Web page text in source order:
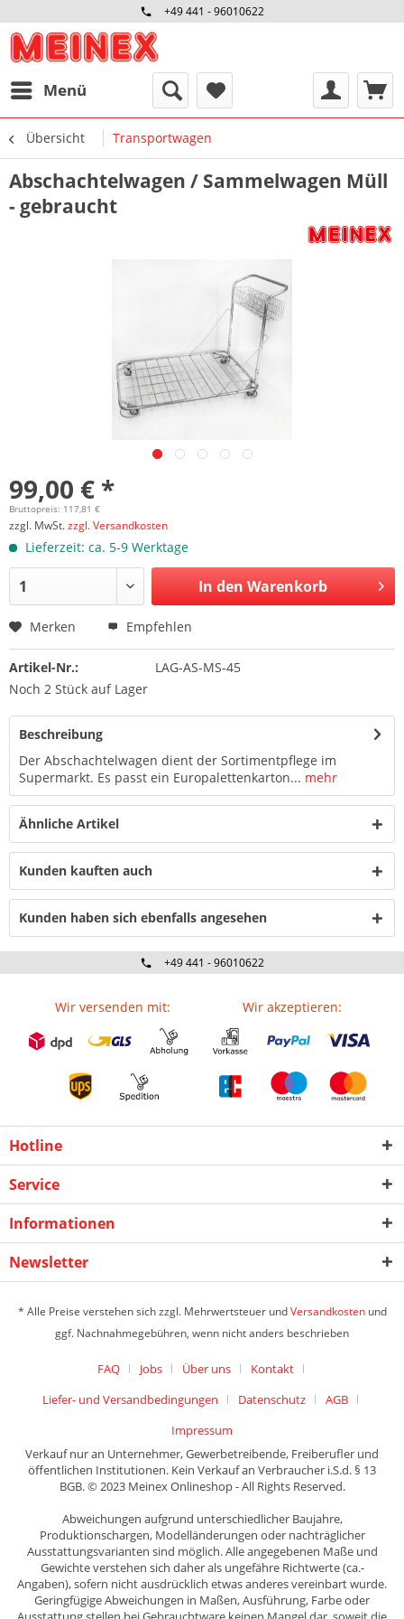
+49 441 - 96010622
Menü
Übersicht Transportwagen
Abschachtelwagen / Sammelwagen Müll
- gebraucht
99,00 € *
Bruttopreis: 117,81 €
zzgl. MwSt.zzgl. Versandkosten
Lieferzeit: ca. 5-9 Werktage
In den Warenkorb
Merken Empfehlen
Artikel-Nr.:
LAG-AS-MS-45
Noch 2 Stück auf Lager
Beschreibung
Der Abschachtelwagen dient der Sortimentpflege im
Supermarkt. Es passt ein Europalettenkarton... mehr
Ähnliche Artikel
Kunden kauften auch
Kunden haben sich ebenfalls angesehen
+49 441 - 96010622
Wir versenden mit: Wir akzeptieren:
Hotline
Service
Informationen
Newsletter
* Alle Preise verstehen sich zzgl. Mehrwertsteuer undVersandkostenund
ggf. Nachnahmegebühren, wenn nicht anders beschrieben
FAQ Jobs Über uns
Kontakt
Liefer- und Versandbedingungen
Datenschutz
AGB
Impressum
Verkauf nur an Unternehmer, Gewerbetreibende, Freiberufler und
öffentlichen Institutionen. Kein Verkauf an Verbraucher i.S.d. § 13
BGB. © 2023 Meinex Onlineshop - All Rights Reserved.
Abweichungen aufgrund unterschiedlicher Baujahre,
Produktionschargen, Modelländerungen oder nachträglicher
Ausstattungsvarianten sind möglich. Alle angegebenen Maße und
Gewichte verstehen sich daher als ungefähre Richtwerte (ca.-
Angaben), sofern nicht ausdrücklich etwas anderes vereinbart wurde.
Geringfügige Abweichungen in Maßen, Ausführung, Farbe oder